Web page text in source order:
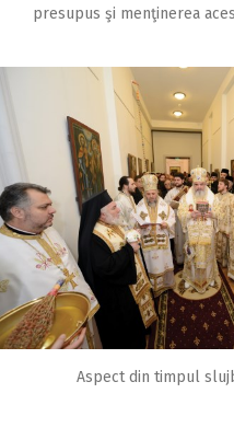
presupus şi menţinerea
Aspect din timpul